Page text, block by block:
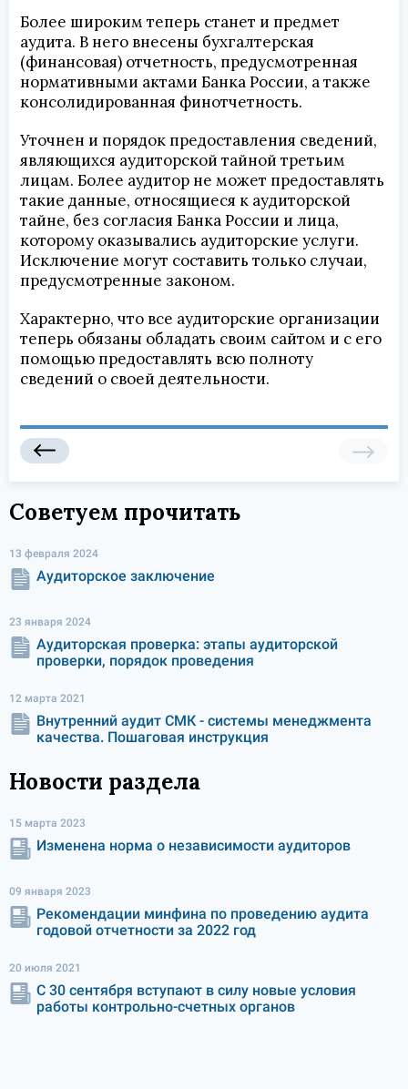
Более широким теперь станет и предмет
аудита. В него внесены бухгалтерская
(финансовая) отчетность, предусмотренная
нормативными актами Банка России, а также
консолидированная финотчетность.
Уточнен и порядок предоставления сведений,
являющихся аудиторской тайной третьим
лицам. Более аудитор не может предоставлять
такие данные, относящиеся к аудиторской
тайне, без согласия Банка России и лица,
которому оказывались аудиторские услуги.
Исключение могут составить только случаи,
предусмотренные законом.
Характерно, что все аудиторские организации
теперь обязаны обладать своим сайтом и с его
помощью предоставлять всю полноту
сведений о своей деятельности.
Советуем прочитать
13 февраля 2024
Аудиторское заключение
23 января 2024
Аудиторская проверка: этапы аудиторской
проверки, порядок проведения
12 марта 2021
Внутренний аудит СМК - системы менеджмента
качества. Пошаговая инструкция
Новости раздела
15 марта 2023
Изменена норма о независимости аудиторов
09 января 2023
Рекомендации минфина по проведению аудита
годовой отчетности за 2022 год
20 июля 2021
С 30 сентября вступают в силу новые условия
работы контрольно-счетных органов